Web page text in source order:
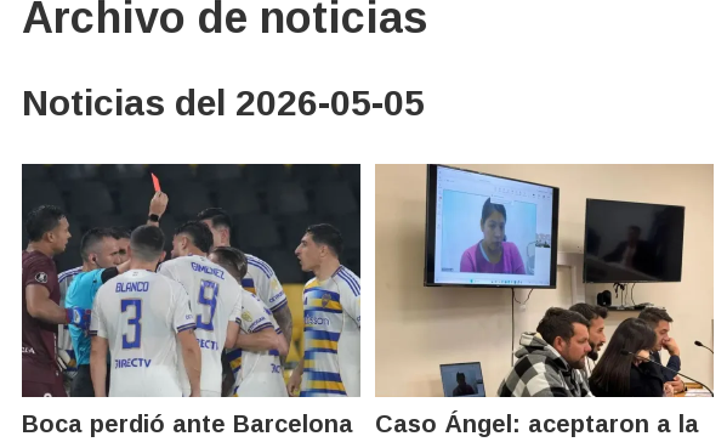
Archivo de noticias
Noticias del 2026-05-05
Boca perdió ante Barcelona
Caso Ángel: aceptaron a la